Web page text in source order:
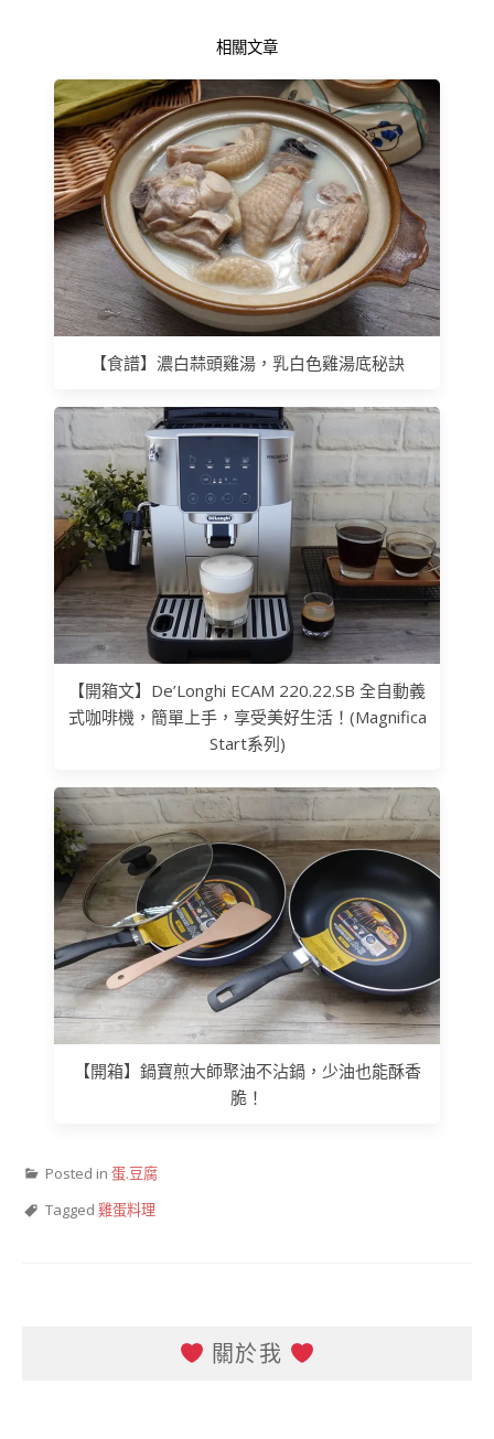
相關文章
【食譜】濃白蒜頭雞湯，乳白色雞湯底秘訣
【開箱文】De’Longhi ECAM 220.22.SB 全自動義
式咖啡機，簡單上手，享受美好生活！(Magnifica
Start系列)
【開箱】鍋寶煎大師聚油不沾鍋，少油也能酥香
脆！
Posted in 蛋.豆腐
Tagged 雞蛋料理
關於我